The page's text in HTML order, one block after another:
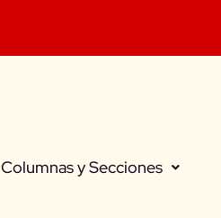
Columnas y Secciones